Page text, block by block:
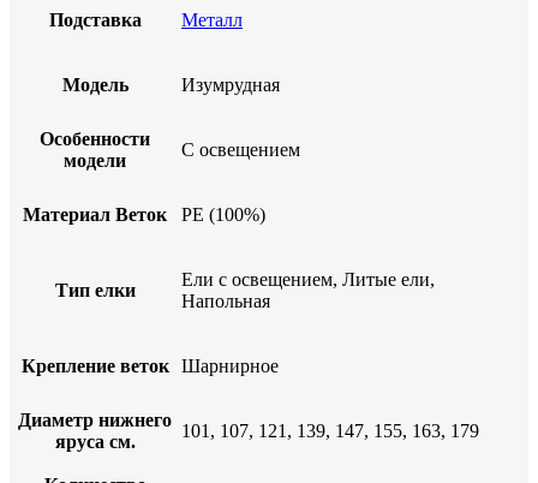
Подставка Металл
Модель Изумрудная
Особенности
модели
С освещением
Материал Веток PE (100%)
Тип елки
Ели с освещением, Литые ели,
Напольная
Крепление веток Шарнирное
Диаметр нижнего
яруса см.
101, 107, 121, 139, 147, 155, 163, 179